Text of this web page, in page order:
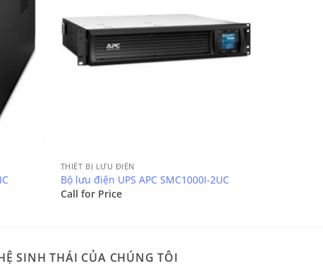
THIẾT BỊ LƯU ĐIỆN
Bộ lưu điện UPS APC SMC1000I-2UC
Call for Price
SINH THÁI CỦA CHÚNG TÔI